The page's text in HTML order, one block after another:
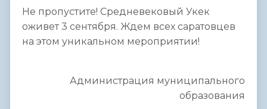
Не пропустите! Средневековый Укек
оживет 3 сентября. Ждем всех саратовцев
на этом уникальном мероприятии!
Администрация муниципального
образования